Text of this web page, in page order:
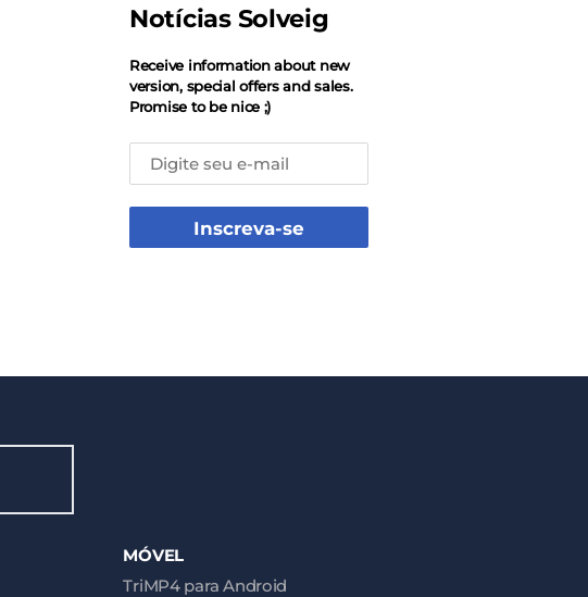
Notícias Solveig
Receive information about new
version, special offers and sales.
Promise to be nice ;)
Inscreva-se
MÓVEL
TriMP4 para Android